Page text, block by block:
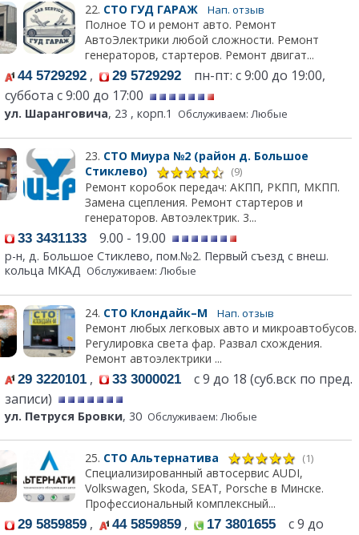
22. СТО ГУД ГАРАЖ Нап. отзыв
Полное ТО и ремонт авто. Ремонт
АвтоЭлектрики любой сложности. Ремонт
генераторов, стартеров. Ремонт двигат...
44 5729292 , 29 5729292 пн-пт: с 9:00 до 19:00,
суббота с 9:00 до 17:00
ул. Шаранговича, 23 , корп.1 Обслуживаем: Любые
23. СТО Миура №2 (район д. Большое
Стиклево)
(9)
Ремонт коробок передач: АКПП, РКПП, МКПП.
Замена сцепления. Ремонт стартеров и
генераторов. Автоэлектрик. 3...
33 3431133 9.00 - 19.00
р-н, д. Большое Стиклево, пом.№2. Первый съезд с внеш.
кольца МКАД Обслуживаем: Любые
24. СТО Клондайк–М Нап. отзыв
Ремонт любых легковых авто и микроавтобусов.
Регулировка света фар. Развал схождения.
Ремонт автоэлектрики ...
29 3220101 , 33 3000021 с 9 до 18 (суб.вск по пред.
записи)
ул. Петруся Бровки, 30 Обслуживаем: Любые
25. СТО Альтернатива (1)
Специализированный автосервис AUDI,
Volkswagen, Skoda, SEAT, Porsche в Минске.
Профессиональный комплекcный...
29 5859859 , 44 5859859 , 17 3801655 с 9 до